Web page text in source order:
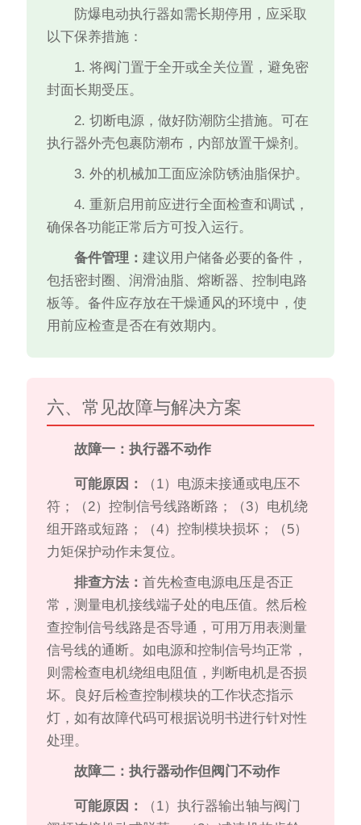
防爆电动执行器如需长期停用，应采取
以下保养措施：
1. 将阀门置于全开或全关位置，避免密
封面长期受压。
2. 切断电源，做好防潮防尘措施。可在
执行器外壳包裹防潮布，内部放置干燥剂。
3. 外的机械加工面应涂防锈油脂保护。
4. 重新启用前应进行全面检查和调试，
确保各功能正常后方可投入运行。
备件管理：建议用户储备必要的备件，
包括密封圈、润滑油脂、熔断器、控制电路
板等。备件应存放在干燥通风的环境中，使
用前应检查是否在有效期内。
六、常见故障与解决方案
故障一：执行器不动作
可能原因：
（1）电源未接通或电压不
符；（2）控制信号线路断路；（3）电机绕
组开路或短路；（4）控制模块损坏；（5）
力矩保护动作未复位。
排查方法：首先检查电源电压是否正
常，测量电机接线端子处的电压值。然后检
查控制信号线路是否导通，可用万用表测量
信号线的通断。如电源和控制信号均正常，
则需检查电机绕组电阻值，判断电机是否损
坏。良好后检查控制模块的工作状态指示
灯，如有故障代码可根据说明书进行针对性
处理。
故障二：执行器动作但阀门不动作
可能原因：
（1）执行器输出轴与阀门